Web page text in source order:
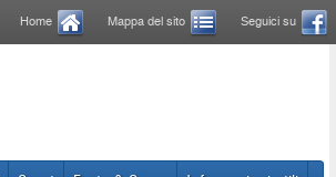
Home Mappa del sito Seguici su